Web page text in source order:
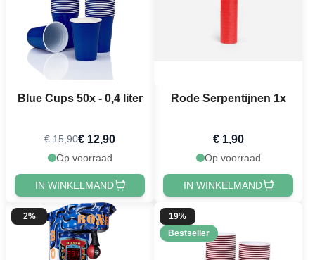
Blue Cups 50x - 0,4 liter
€ 15,90€ 12,90
Op voorraad
IN WINKELMAND
Rode Serpentijnen 1x
€ 1,90
Op voorraad
IN WINKELMAND
2%
19%
Bestseller